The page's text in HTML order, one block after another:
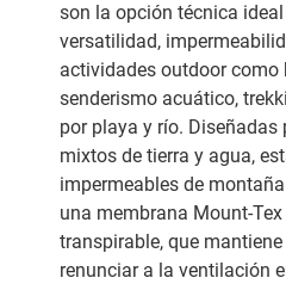
son la opción técnica
versatilidad,
actividades outdoor como
senderismo acuático,
por playa y río. Diseñadas
mixtos de tierra y agua,
impermeables de
una membrana
transpirable, que
renunciar a la ventilación